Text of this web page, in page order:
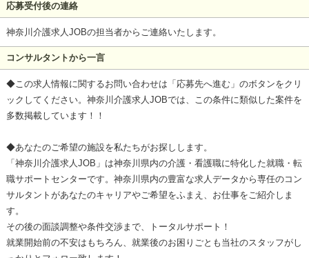
応募受付後の連絡
神奈川介護求人JOBの担当者からご連絡いたします。
コンサルタントから一言
◆この求人情報に関するお問い合わせは「応募先へ進む」のボタンをクリ
ックしてください。神奈川介護求人JOBでは、この条件に類似した案件を
多数掲載しています！！
◆あなたのご希望の施設を私たちがお探しします。
「神奈川介護求人JOB」は神奈川県内の介護・看護職に特化した就職・転
職サポートセンターです。神奈川県内の豊富な求人データから専任のコン
サルタントがあなたのキャリアやご希望をふまえ、お仕事をご紹介しま
す。
その後の面談調整や条件交渉まで、トータルサポート！
就業開始前の不安はもちろん、就業後のお困りごとも当社のスタッフがし